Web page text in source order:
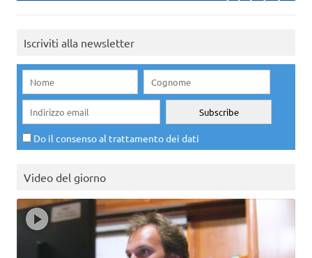
Iscriviti alla newsletter
Do il consenso al trattamento dei dati
Video del giorno